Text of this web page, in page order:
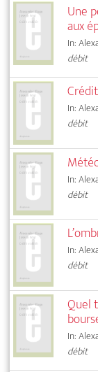
Une
aux
In:
débit
In:
débit
In:
débit
In:
débit
Quel
In:
débit